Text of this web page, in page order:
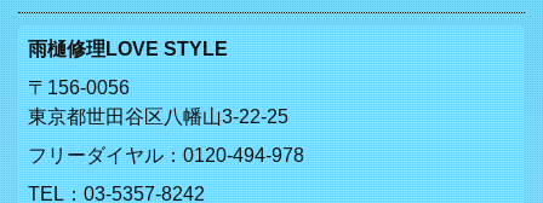
雨樋修理LOVE STYLE
〒156-0056
東京都世田谷区八幡山3-22-25
フリーダイヤル：0120-494-978
TEL：03-5357-8242